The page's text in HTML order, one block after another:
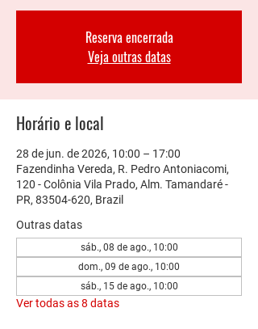
Reserva encerrada
Veja outras datas
Horário e local
28 de jun. de 2026, 10:00 – 17:00
Fazendinha Vereda, R. Pedro Antoniacomi,
120 - Colônia Vila Prado, Alm. Tamandaré -
PR, 83504-620, Brazil
Outras datas
sáb., 08 de ago., 10:00
dom., 09 de ago., 10:00
sáb., 15 de ago., 10:00
Ver todas as 8 datas